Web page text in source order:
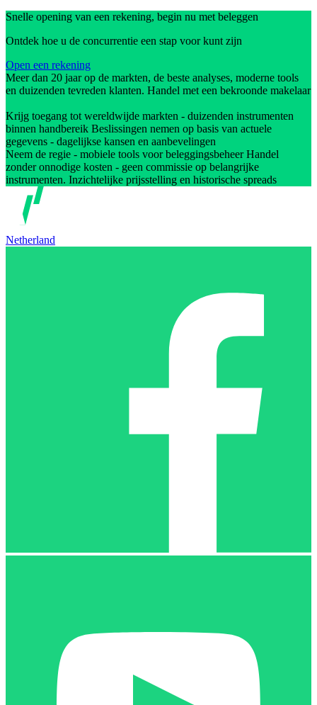
Snelle opening van een rekening, begin nu met beleggen
Ontdek hoe u de concurrentie een stap voor kunt zijn
Open een rekening
Meer dan 20 jaar op de markten, de beste analyses, moderne tools
en duizenden tevreden klanten. Handel met een bekroonde makelaar
Krijg toegang tot wereldwijde markten - duizenden instrumenten
binnen handbereik Beslissingen nemen op basis van actuele
gegevens - dagelijkse kansen en aanbevelingen
Neem de regie - mobiele tools voor beleggingsbeheer Handel
zonder onnodige kosten - geen commissie op belangrijke
instrumenten. Inzichtelijke prijsstelling en historische spreads
Netherland